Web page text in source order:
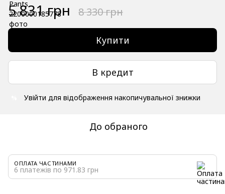
5 831 грн 8 330 грн
Купити
В кредит
Увійти для відображення накопичувальної знижки
До обраного
ОПЛАТА ЧАСТИНАМИ
6 платежів по 971.83 грн